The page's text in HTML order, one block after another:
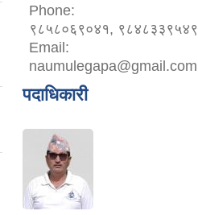
Phone:
९८५८०६९०४१, ९८४८३३९५४९
Email:
naumulegapa@gmail.com
पदाधिकारी